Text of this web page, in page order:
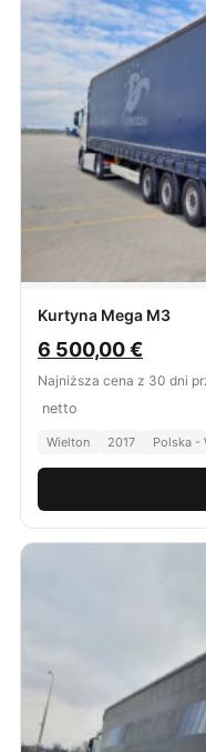
Kurtyna Mega M3
6 500,00€
Najniższa cena z 30 dni
netto
Wielton 2017 Polska -